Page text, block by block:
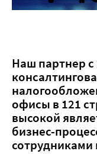
Наш партнер
офисы в 121
высокой
бизнес-